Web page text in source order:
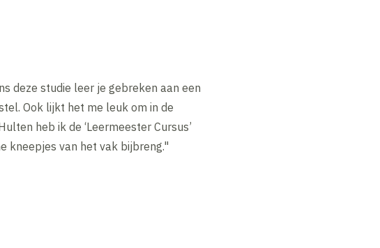
deze studie leer je gebreken aan een
Ook lijkt het me leuk om in de
heb ik de ‘Leermeester Cursus’
kneepjes van het vak bijbreng."